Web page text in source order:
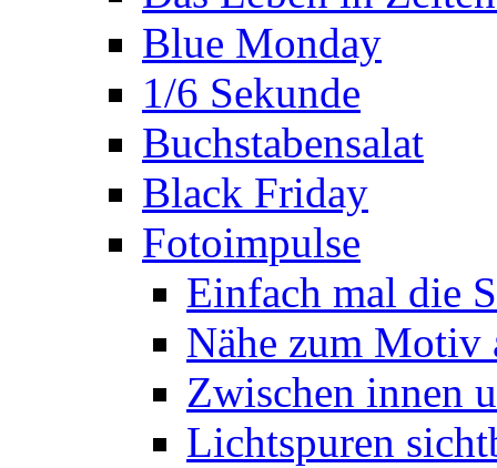
Blue Monday
1/6 Sekunde
Buchstabensalat
Black Friday
Fotoimpulse
Einfach mal die
Nähe zum Motiv
Zwischen innen
Lichtspuren